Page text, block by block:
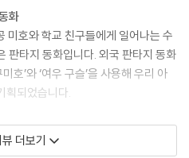
화
미호와 학교 친구들에게 일어나는 수
판타지 동화입니다. 외국 판타지 동화
호’와 ‘여우 구슬’을 사용해 우리 아
획되었습니다.
과 학교, 가족과 친구 사이에서 고민하
더보기